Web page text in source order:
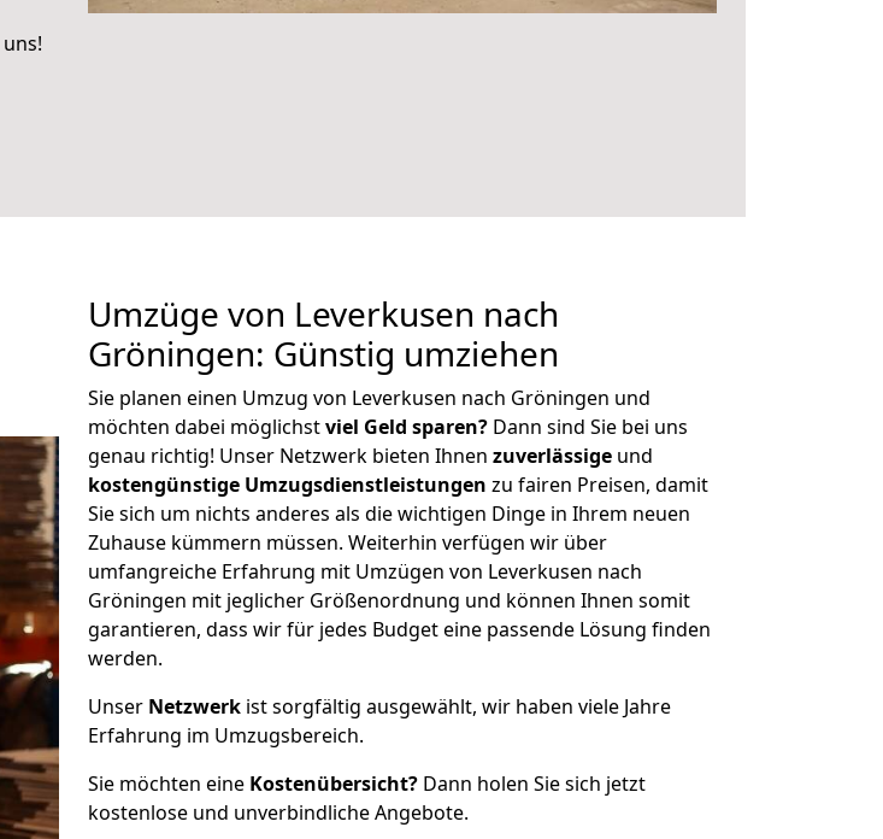
Umzüge von Leverkusen nach
Gröningen: Günstig umziehen
Sie planen einen Umzug von Leverkusen nach Gröningen und
möchten dabei möglichstviel Geld sparen? Dann sind Sie bei uns
genau richtig! Unser Netzwerk bieten Ihnen zuverlässige und
kostengünstige Umzugsdienstleistungen zu fairen Preisen, damit
Sie sich um nichts anderes als die wichtigen Dinge in Ihrem neuen
Zuhause kümmern müssen. Weiterhin verfügen wir über
umfangreiche Erfahrung mit Umzügen von Leverkusen nach
Gröningen mit jeglicher Größenordnung und können Ihnen somit
garantieren, dass wir für jedes Budget eine passende Lösung finden
werden.
Unser Netzwerk ist sorgfältig ausgewählt, wir haben viele Jahre
Erfahrung im Umzugsbereich.
Sie möchten eine Kostenübersicht? Dann holen Sie sich jetzt
kostenlose und unverbindliche Angebote.